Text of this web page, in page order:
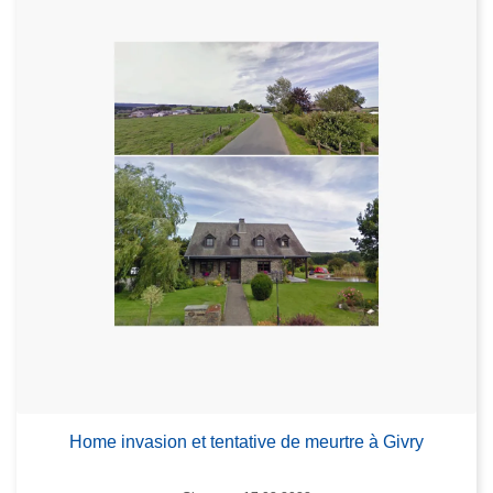
Home invasion et tentative de meurtre à Givry